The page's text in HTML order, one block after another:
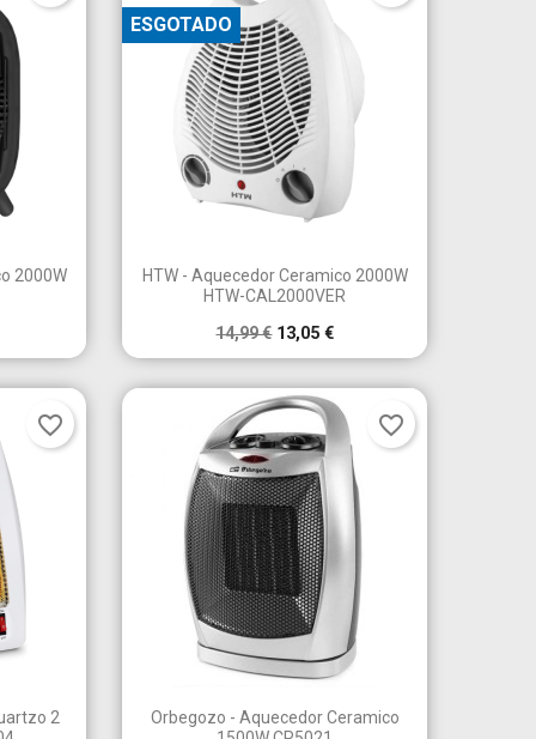
×
×
×
2000W
Vista rápida
HTW - Aquecedor Ceramico 2000W
HTW-CAL2000VER
14,99 € 13,05 €
ESGOTADO
2
favorite_border
 Vista rápida
Orbegozo - Aquecedor Ceramico
favorite_border